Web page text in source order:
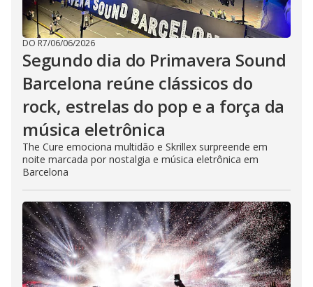
DO R7/06/06/2026
Segundo dia do Primavera Sound
Barcelona reúne clássicos do
rock, estrelas do pop e a força da
música eletrônica
The Cure emociona multidão e Skrillex surpreende em
noite marcada por nostalgia e música eletrônica em
Barcelona